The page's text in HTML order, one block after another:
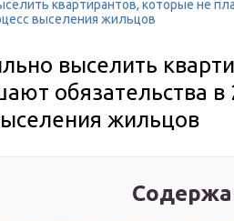
квартирантов, которые не
выселения жильцов
выселить
обязательства в
жильцов